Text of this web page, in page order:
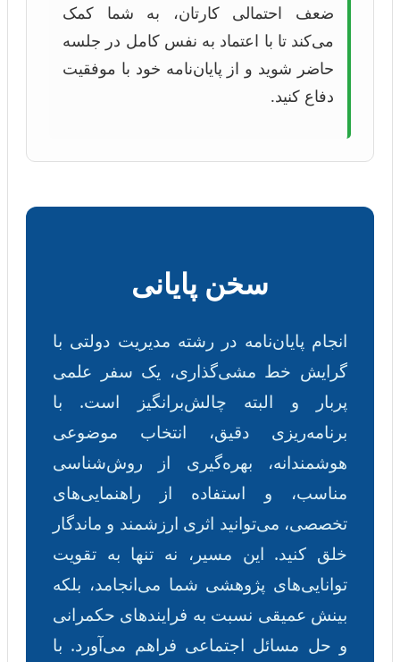
ضعف احتمالی کارتان، به شما کمک
می‌کند تا با اعتماد به نفس کامل در جلسه
حاضر شوید و از پایان‌نامه خود با موفقیت
دفاع کنید.
سخن پایانی
انجام پایان‌نامه در رشته مدیریت دولتی با
گرایش خط مشی‌گذاری، یک سفر علمی
پربار و البته چالش‌برانگیز است. با
برنامه‌ریزی دقیق، انتخاب موضوعی
هوشمندانه، بهره‌گیری از روش‌شناسی
مناسب، و استفاده از راهنمایی‌های
تخصصی، می‌توانید اثری ارزشمند و ماندگار
خلق کنید. این مسیر، نه تنها به تقویت
توانایی‌های پژوهشی شما می‌انجامد، بلکه
بینش عمیقی نسبت به فرایندهای حکمرانی
و حل مسائل اجتماعی فراهم می‌آورد. با